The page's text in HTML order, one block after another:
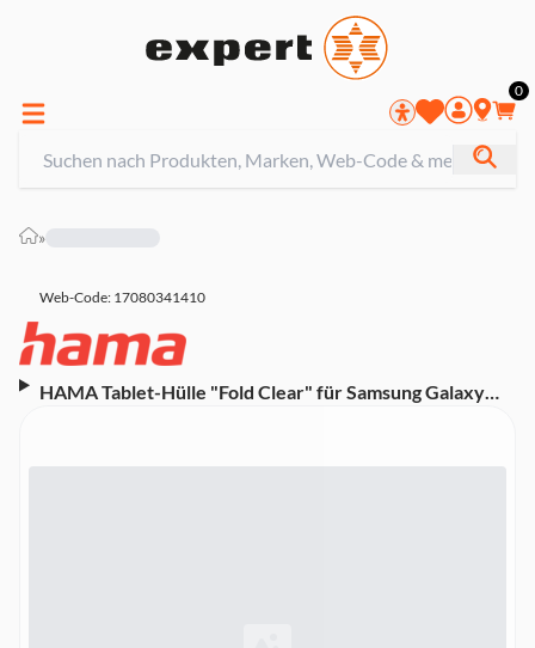
0
»
Web-Code: 17080341410
HAMA Tablet-Hülle "Fold Clear" für Samsung Galaxy